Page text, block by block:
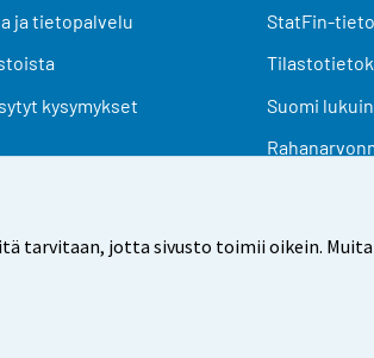
tarvitaan, jotta sivusto toimii oikein.
ja tietopalvelu
kysymykset
StatFin-
Suomi